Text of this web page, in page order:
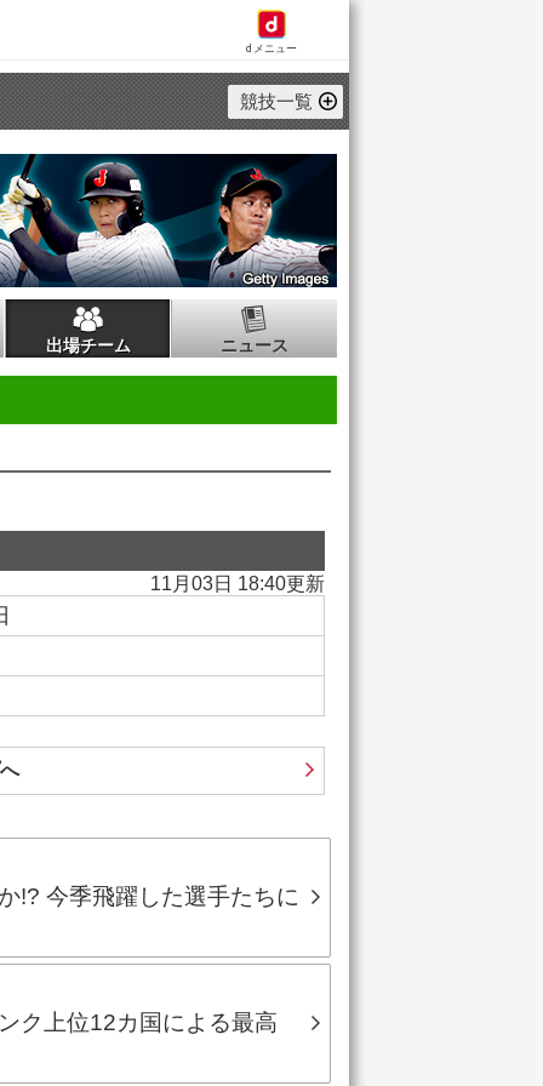
dメニュー
競技一覧
出場チーム ニュース
11月03日 18:40更新
!? 今季飛躍した選手たちに
ク上位12カ国による最高